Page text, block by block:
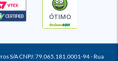
ÓTIMO
S/A CNPJ: 79.065.181.0001-94 - Rua